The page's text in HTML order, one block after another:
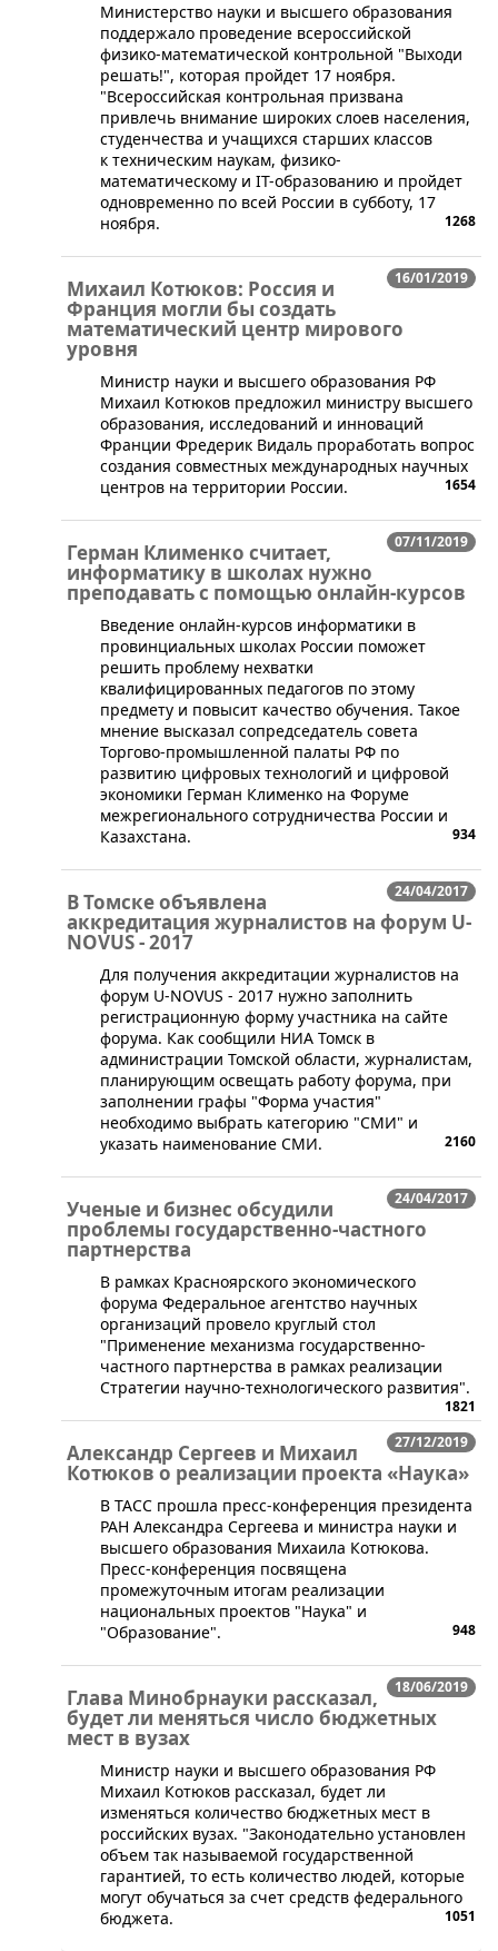
​Министерство науки и высшего образования
поддержало проведение всероссийской
физико-математической контрольной "Выходи
решать!", которая пройдет 17 ноября.
"Всероссийская контрольная призвана
привлечь внимание широких слоев населения,
студенчества и учащихся старших классов
к техническим наукам, физико-
математическому и IT-образованию и пройдет
одновременно по всей России в субботу, 17
ноября.
1268
16/01/2019
Михаил Котюков: Россия и
Франция могли бы создать
математический центр мирового
уровня
​Министр науки и высшего образования РФ
Михаил Котюков предложил министру высшего
образования, исследований и инноваций
Франции Фредерик Видаль проработать вопрос
создания совместных международных научных
центров на территории России.
1654
07/11/2019
Герман Клименко считает,
информатику в школах нужно
преподавать с помощью онлайн-курсов
Введение онлайн-курсов информатики в
провинциальных школах России поможет
решить проблему нехватки
квалифицированных педагогов по этому
предмету и повысит качество обучения. Такое
мнение высказал сопредседатель совета
Торгово-промышленной палаты РФ по
развитию цифровых технологий и цифровой
экономики Герман Клименко на Форуме
межрегионального сотрудничества России и
Казахстана.
934
24/04/2017
В Томске объявлена
аккредитация журналистов на форум U-
NOVUS - 2017
​Для получения аккредитации журналистов на
форум U-NOVUS - 2017 нужно заполнить
регистрационную форму участника на сайте
форума. Как сообщили НИА Томск в
администрации Томской области, журналистам,
планирующим освещать работу форума, при
заполнении графы "Форма участия"
необходимо выбрать категорию "СМИ" и
указать наименование СМИ.
2160
24/04/2017
Ученые и бизнес обсудили
проблемы государственно-частного
партнерства
В рамках Красноярского экономического
форума Федеральное агентство научных
организаций провело круглый стол
"Применение механизма государственно-
частного партнерства в рамках реализации
Стратегии научно-технологического развития".
1821
27/12/2019
Александр Сергеев и Михаил
Котюков о реализации проекта «Наука»
В ТАСС прошла пресс-конференция президента
РАН Александра Сергеева и министра науки и
высшего образования Михаила Котюкова.
Пресс-конференция посвящена
промежуточным итогам реализации
национальных проектов "Наука" и
"Образование".
948
18/06/2019
Глава Минобрнауки рассказал,
будет ли меняться число бюджетных
мест в вузах
Министр науки и высшего образования РФ
Михаил Котюков рассказал, будет ли
изменяться количество бюджетных мест в
российских вузах. "Законодательно установлен
объем так называемой государственной
гарантией, то есть количество людей, которые
могут обучаться за счет средств федерального
бюджета.
1051